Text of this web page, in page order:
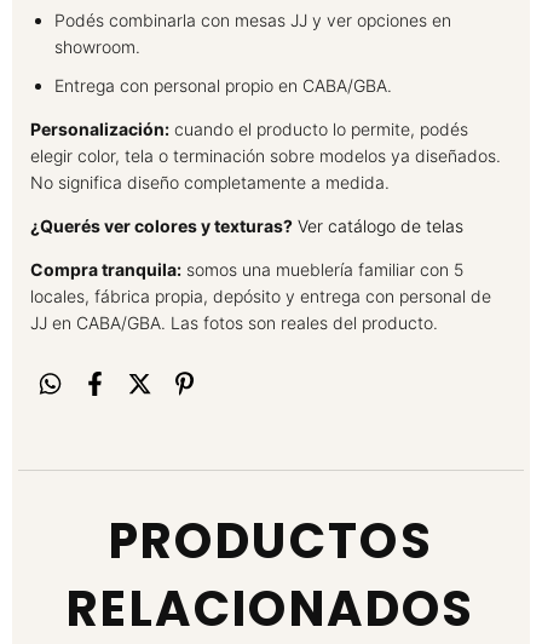
Podés combinarla con mesas JJ y ver opciones en
showroom.
Entrega con personal propio en CABA/GBA.
Personalización: cuando el producto lo permite, podés
elegir color, tela o terminación sobre modelos ya diseñados.
No significa diseño completamente a medida.
¿Querés ver colores y texturas? Ver catálogo de telas
Compra tranquila: somos una mueblería familiar con 5
locales, fábrica propia, depósito y entrega con personal de
JJ en CABA/GBA. Las fotos son reales del producto.
PRODUCTOS
RELACIONADOS